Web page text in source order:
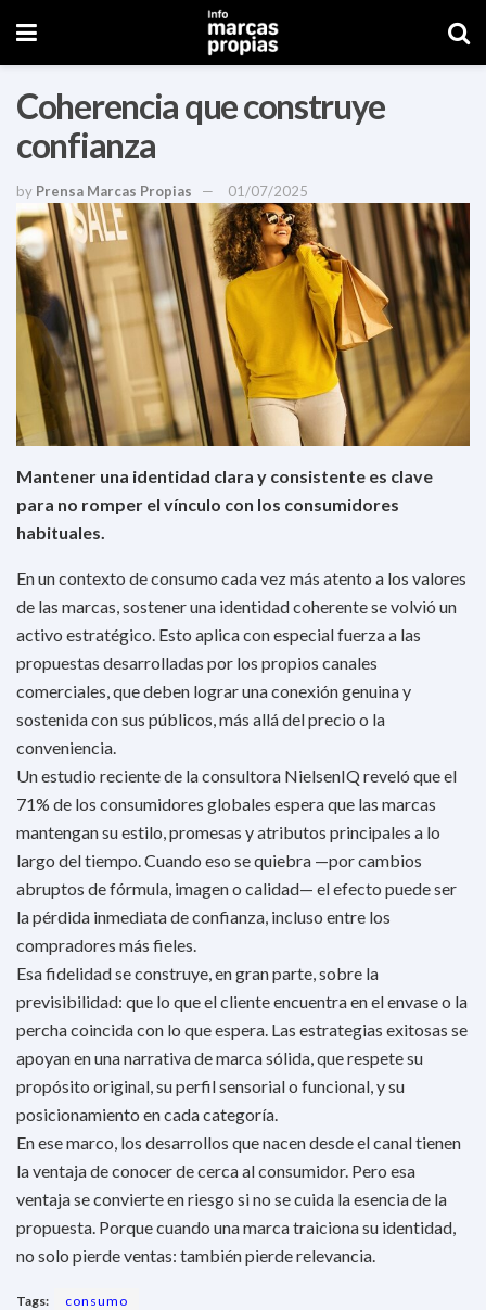
Coherencia que construye
confianza
by Prensa Marcas Propias 01/07/2025
Mantener una identidad clara y consistente es clave
para no romper el vínculo con los consumidores
habituales.
En un contexto de consumo cada vez más atento a los valores
de las marcas, sostener una identidad coherente se volvió un
activo estratégico. Esto aplica con especial fuerza a las
propuestas desarrolladas por los propios canales
comerciales, que deben lograr una conexión genuina y
sostenida con sus públicos, más allá del precio o la
conveniencia.
Un estudio reciente de la consultora NielsenIQ reveló que el
71% de los consumidores globales espera que las marcas
mantengan su estilo, promesas y atributos principales a lo
largo del tiempo. Cuando eso se quiebra —por cambios
abruptos de fórmula, imagen o calidad— el efecto puede ser
la pérdida inmediata de confianza, incluso entre los
compradores más fieles.
Esa fidelidad se construye, en gran parte, sobre la
previsibilidad: que lo que el cliente encuentra en el envase o la
percha coincida con lo que espera. Las estrategias exitosas se
apoyan en una narrativa de marca sólida, que respete su
propósito original, su perfil sensorial o funcional, y su
posicionamiento en cada categoría.
En ese marco, los desarrollos que nacen desde el canal tienen
la ventaja de conocer de cerca al consumidor. Pero esa
ventaja se convierte en riesgo si no se cuida la esencia de la
propuesta. Porque cuando una marca traiciona su identidad,
no solo pierde ventas: también pierde relevancia.
Tags: consumo